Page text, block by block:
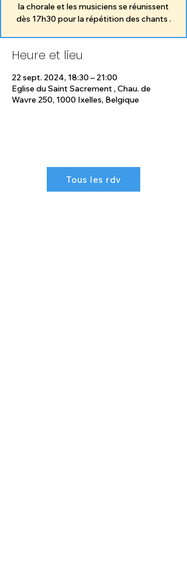
la chorale et les musiciens se réunissent
dès 17h30 pour la répétition des chants .
Heure et lieu
22 sept. 2024, 18:30 – 21:00
Eglise du Saint Sacrement , Chau. de
Wavre 250, 1000 Ixelles, Belgique
Tous les rdv